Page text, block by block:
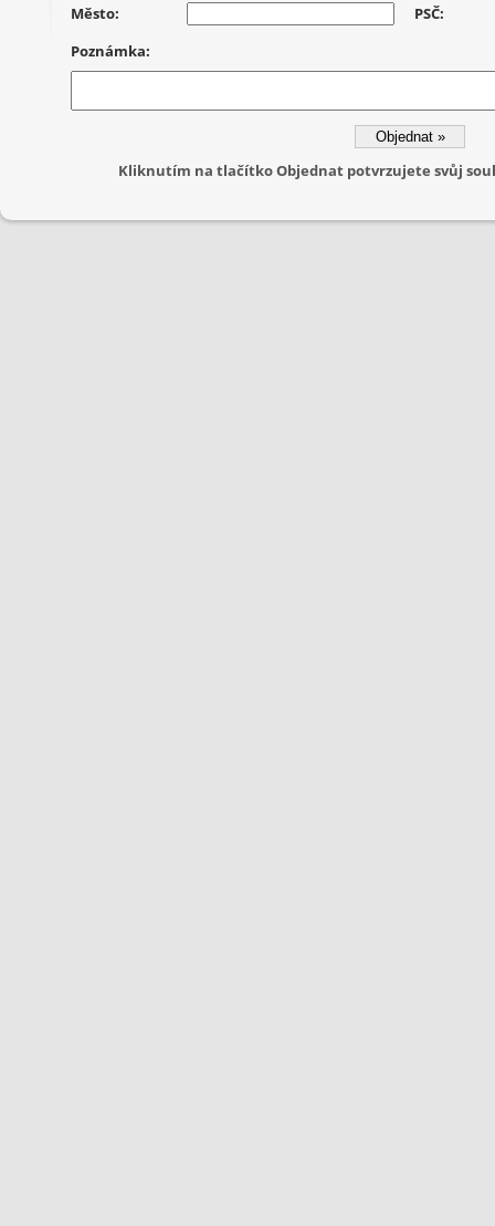
Město:
PSČ:
Poznámka:
Kliknutím na tlačítko Objednat potvrzujete svůj